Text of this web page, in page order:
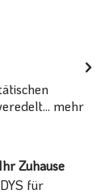
mehr
Zuhause
für